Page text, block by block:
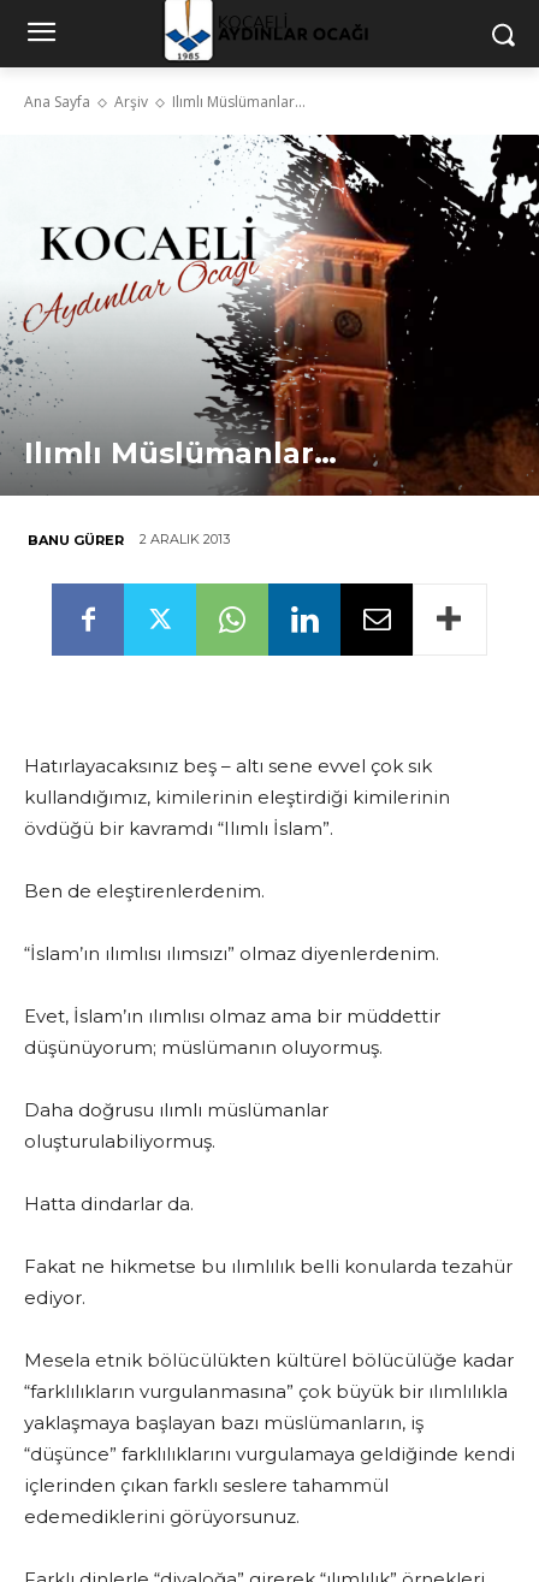
Ana Sayfa Arşiv Ilımlı Müslümanlar...
Ilımlı Müslümanlar…
BANU GÜRER 2 ARALIK 2013
Hatırlayacaksınız beş – altı sene evvel çok sık
kullandığımız, kimilerinin eleştirdiği kimilerinin
övdüğü bir kavramdı “Ilımlı İslam”.
Ben de eleştirenlerdenim.
“İslam’ın ılımlısı ılımsızı” olmaz diyenlerdenim.
Evet, İslam’ın ılımlısı olmaz ama bir müddettir
düşünüyorum; müslümanın oluyormuş.
Daha doğrusu ılımlı müslümanlar
oluşturulabiliyormuş.
Hatta dindarlar da.
Fakat ne hikmetse bu ılımlılık belli konularda tezahür
ediyor.
Mesela etnik bölücülükten kültürel bölücülüğe kadar
“farklılıkların vurgulanmasına” çok büyük bir ılımlılıkla
yaklaşmaya başlayan bazı müslümanların, iş
“düşünce” farklılıklarını vurgulamaya geldiğinde kendi
içlerinden çıkan farklı seslere tahammül
edemediklerini görüyorsunuz.